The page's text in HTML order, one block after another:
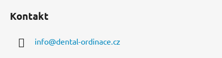
Kontakt
info@dental-ordinace.cz